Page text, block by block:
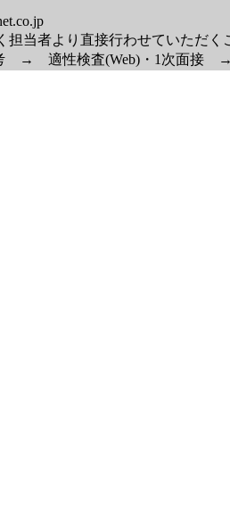
当者より直接行わせていただく
→ 適性検査(Web)・1次面